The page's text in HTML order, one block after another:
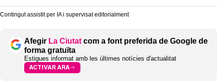
Contingut assistit per IA i supervisat editorialment
Afegir La Ciutat com a font preferida de Google de
forma gratuïta
Estigues informat amb les últimes notícies d'actualitat
ACTIVAR ARA